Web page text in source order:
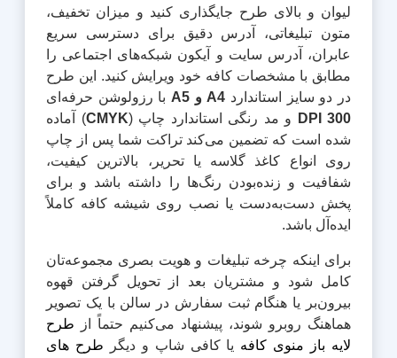
لیوان و بالای طرح جایگذاری کنید و میزان تخفیف،
متون تبلیغاتی، آدرس دقیق برای دسترسی سریع
عابران، آدرس سایت و آیکون شبکه‌های اجتماعی را
مطابق با مشخصات کافه خود ویرایش کنید. این طرح
در دو سایز استاندارد A4 و A5
با رزولوشن حرفه‌ای
300 DPI
و مد رنگی استاندارد چاپ (CMYK) آماده
شده است که تضمین می‌کند تراکت شما پس از چاپ
روی انواع کاغذ گلاسه یا تحریر، بالاترین کیفیت،
شفافیت و زنده‌بودن رنگ‌ها را داشته باشد و برای
پخش دست‌به‌دست یا نصب روی شیشه کافه کاملاً
ایده‌آل باشد.
برای اینکه چرخه تبلیغات و هویت بصری مجموعه‌تان
کامل شود و مشتریان بعد از تحویل گرفتن قهوه
بیرون‌بر یا هنگام ثبت سفارش در سالن با یک تصویر
هماهنگ روبرو شوند، پیشنهاد می‌کنیم حتماً از طرح
لایه باز منوی کافه یا کافی شاپ و دیگر طرح های